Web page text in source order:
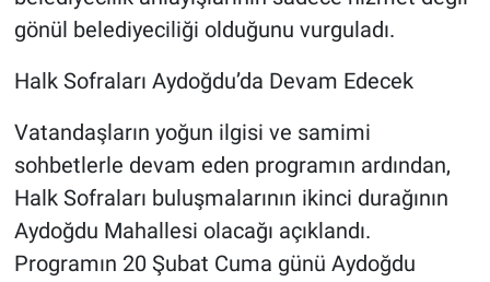
gönül belediyeciliği olduğunu vurguladı.
Halk Sofraları Aydoğdu’da Devam Edecek
Vatandaşların yoğun ilgisi ve samimi
sohbetlerle devam eden programın ardından,
Halk Sofraları buluşmalarının ikinci durağının
Aydoğdu Mahallesi olacağı açıklandı.
Programın 20 Şubat Cuma günü Aydoğdu